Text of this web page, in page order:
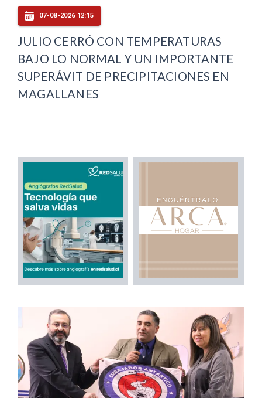
07-08-2026 12:15
JULIO CERRÓ CON TEMPERATURAS
BAJO LO NORMAL Y UN IMPORTANTE
SUPERÁVIT DE PRECIPITACIONES EN
MAGALLANES